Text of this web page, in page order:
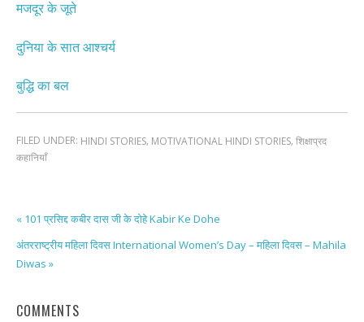
मजदूर के जूते
दुनिया के सात आश्चर्य
बुद्धि का बल
FILED UNDER: HINDI STORIES, MOTIVATIONAL HINDI STORIES, शिक्षाप्रद
कहानियाँ
« 101 प्रसिद्द कबीर दास जी के दोहे Kabir Ke Dohe
अंतरराष्ट्रीय महिला दिवस International Women’s Day – महिला दिवस – Mahila
Diwas »
COMMENTS